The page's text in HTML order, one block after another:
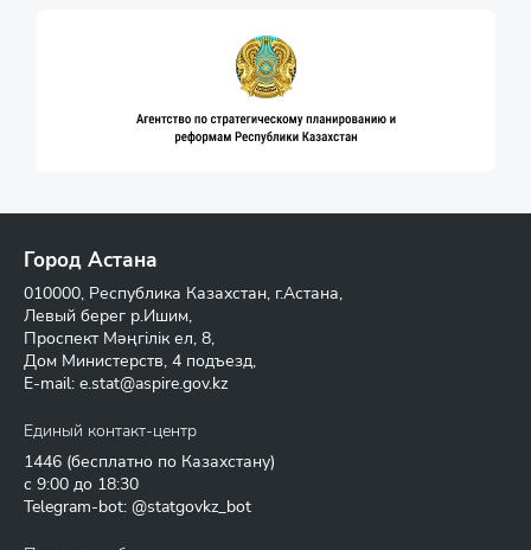
Город Астана
010000, Республика Казахстан, г.Астана,
Левый берег р.Ишим,
Проспект Мәңгілік ел, 8,
Дом Министерств, 4 подъезд,
E-mail: e.stat@aspire.gov.kz
Единый контакт-центр
1446 (бесплатно по Казахстану)
с 9:00 до 18:30
Telegram-bot: @statgovkz_bot